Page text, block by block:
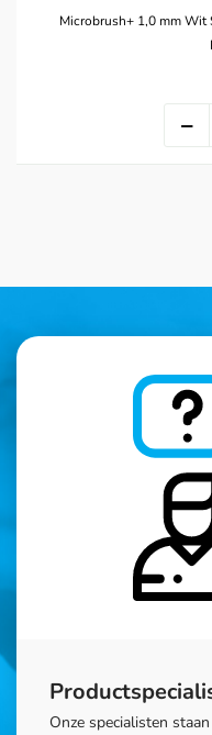
Microbrush+ 1,0 mm Wit
Onze specialisten